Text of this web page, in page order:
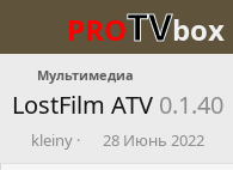
PROTVbox
Мультимедиа
LostFilm ATV 0.1.40
О
kleiny
Д
28 Июнь 2022